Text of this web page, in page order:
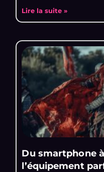
Lire la suite »
Du smartphone
l’équipement